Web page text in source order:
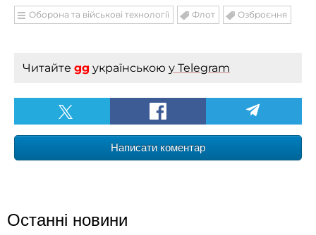
Оборона та військові технології Флот Озброєння
Читайте gg українською у Telegram
Написати коментар
Останні новини